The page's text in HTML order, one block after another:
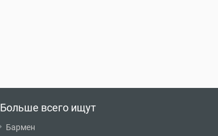
Больше всего ищут
Бармен